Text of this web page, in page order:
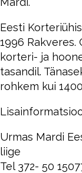
Eesti
1996
korteri- ja
tasandil.
rohkem kui
Urmas Mardi
liige
Tel 372- 50